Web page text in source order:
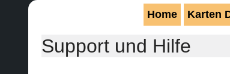
Home Karten
Support und Hilfe